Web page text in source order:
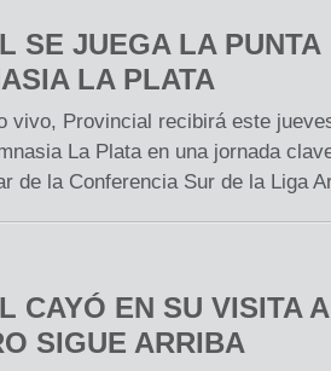
SE JUEGA LA PUNTA
LA PLATA
vivo, Provincial recibirá este
La Plata en una jornada
de la Conferencia Sur de la Liga
CAYÓ EN SU VISITA A
SIGUE ARRIBA